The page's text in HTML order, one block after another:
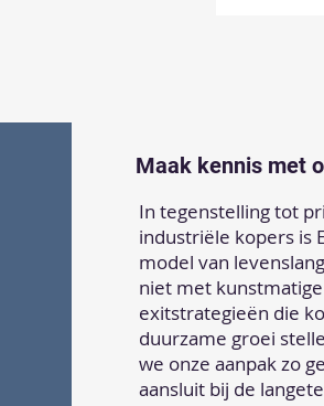
Maak kennis met
In tegenstelling tot
industriële kopers is
model van
niet met
exitstrategieën die
duurzame groei
we onze aanpak zo
aansluit bij de